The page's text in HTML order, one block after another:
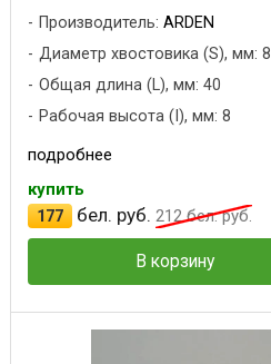
Производитель: ARDEN
Диаметр хвостовика (S), мм: 8
Общая длина (L), мм: 40
Рабочая высота (I), мм: 8
подробнее
купить
177
бел. руб. 212бел. руб.
В корзину